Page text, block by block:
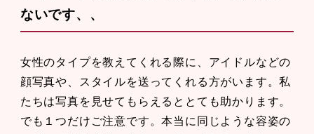
ないです、、
女性のタイプを教えてくれる際に、アイドルなどの
顔写真や、スタイルを送ってくれる方がいます。私
たちは写真を見せてもらえるととても助かります。
でも１つだけご注意です。本当に同じような容姿の